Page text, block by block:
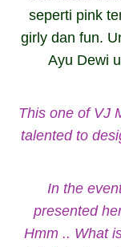
seperti pink
girly dan fun.
Ayu Dewi
This one of VJ
talented to
In the
presented
Hmm .. What